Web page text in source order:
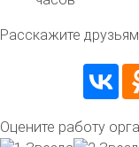
Расскажите
Оцените работу